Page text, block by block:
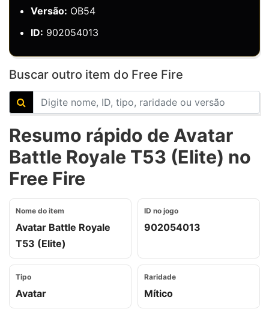
Versão: OB54
ID: 902054013
Buscar outro item do Free Fire
Resumo rápido de Avatar
Battle Royale T53 (Elite) no
Free Fire
Nome do item
Avatar Battle Royale
T53 (Elite)
ID no jogo
902054013
Tipo
Avatar
Raridade
Mítico